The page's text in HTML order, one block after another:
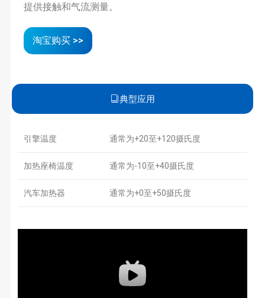
提供接触和气流测量。
淘宝购买 >>
典型应用
引擎温度 通常为+20至+120摄氏度
加热座椅温度 通常为-10至+40摄氏度
汽车加热器 通常为+0至+50摄氏度